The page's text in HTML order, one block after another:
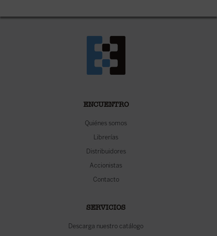
ENCUENTRO
Quiénes somos
Librerías
Distribuidores
Accionistas
Contacto
SERVICIOS
Descarga nuestro catálogo